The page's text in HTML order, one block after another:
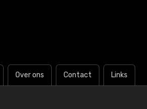
Over ons Contact Links